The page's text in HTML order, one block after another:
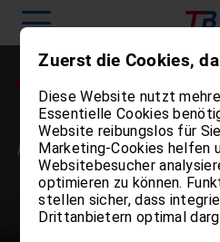
Zuerst die Cookies,
Diese Website nutzt
Essentielle Cookies
Website reibungslos für
Marketing-Cookies helfen
Websitebesucher
optimieren zu können.
stellen sicher, dass
Drittanbietern optimal